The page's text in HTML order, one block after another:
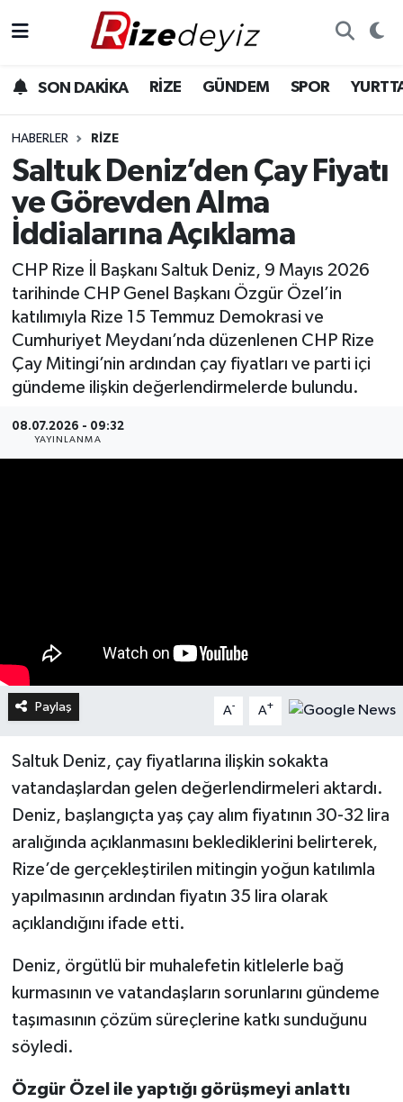
SON DAKİKA RİZE GÜNDEM SPOR
HABERLER RIZE
Saltuk Deniz’den Çay Fiyatı
ve Görevden Alma
İddialarına Açıklama
CHP Rize İl Başkanı Saltuk Deniz, 9 Mayıs 2026
tarihinde CHP Genel Başkanı Özgür Özel’in
katılımıyla Rize 15 Temmuz Demokrasi ve
Cumhuriyet Meydanı’nda düzenlenen CHP Rize
Çay Mitingi’nin ardından çay fiyatları ve parti içi
gündeme ilişkin değerlendirmelerde bulundu.
08.07.2026 - 09:32
YAYINLANMA
Paylaş A- A+
Saltuk Deniz, çay fiyatlarına ilişkin sokakta
vatandaşlardan gelen değerlendirmeleri aktardı.
Deniz, başlangıçta yaş çay alım fiyatının 30-32 lira
aralığında açıklanmasını beklediklerini belirterek,
Rize’de gerçekleştirilen mitingin yoğun katılımla
yapılmasının ardından fiyatın 35 lira olarak
açıklandığını ifade etti.
Deniz, örgütlü bir muhalefetin kitlelerle bağ
kurmasının ve vatandaşların sorunlarını gündeme
taşımasının çözüm süreçlerine katkı sunduğunu
söyledi.
Özgür Özel ile yaptığı görüşmeyi anlattı
Gündem
Yurttan Haberler
Ekonomi
Sağlık
Rize Hava Durumu
Rize Trafik Yoğunluk Haritası
Süper Lig Puan Durumu ve Fikstür
Son Dakika Haberleri
Haber Arşivi